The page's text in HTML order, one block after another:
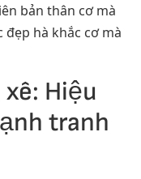
bản thân cơ mà
hà khắc cơ mà
Hiệu
tranh